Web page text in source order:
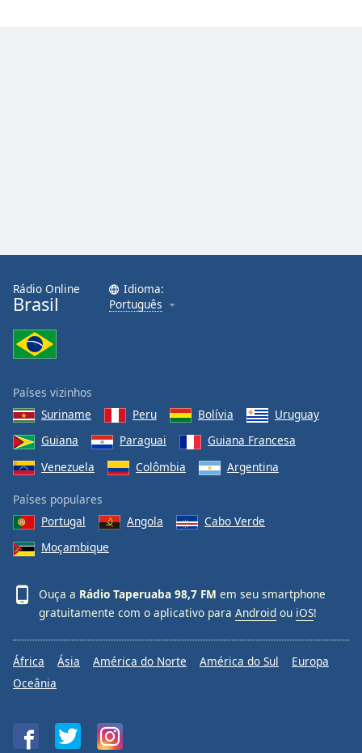
Rádio Online
Brasil
Idioma:
Português
Países vizinhos
Suriname
Peru Bolívia
Uruguay
Guiana
Paraguai
Guiana Francesa
Venezuela
Colômbia Argentina
Países populares
Portugal
Angola
Cabo Verde
Moçambique
Ouça a Rádio Taperuaba 98,7 FM em seu smartphone
gratuitamente com o aplicativo para Android ou iOS!
África Ásia América do Norte América do Sul
Europa
Oceânia